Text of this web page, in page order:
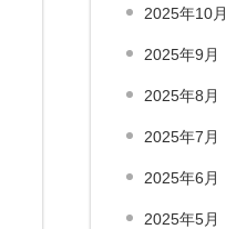
2025年10月
2025年9月
2025年8月
2025年7月
2025年6月
2025年5月